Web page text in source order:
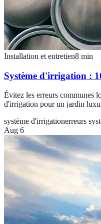
Installation et entretien8 min
Système d'irrigation :
Évitez les erreurs communes
d'irrigation pour un jardin
système d'irrigationerreurs
Aug 6